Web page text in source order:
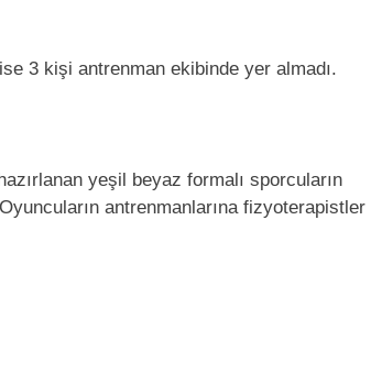
3 kişi antrenman ekibinde yer almadı.
yeşil beyaz formalı sporcuların
antrenmanlarına fizyoterapistler